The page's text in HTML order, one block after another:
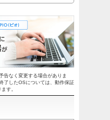
告なく変更する場合がありま
了したOSについては、動作保証
す。